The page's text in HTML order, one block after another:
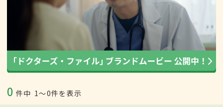
0 件中 1〜0件を表示